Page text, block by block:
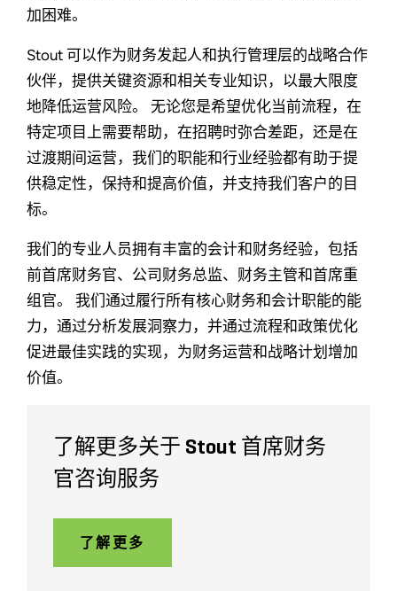
加困难。
Stout 可以作为财务发起人和执行管理层的战略合作
伙伴，提供关键资源和相关专业知识，以最大限度
地降低运营风险。 无论您是希望优化当前流程，在
特定项目上需要帮助，在招聘时弥合差距，还是在
过渡期间运营，我们的职能和行业经验都有助于提
供稳定性，保持和提高价值，并支持我们客户的目
标。
我们的专业人员拥有丰富的会计和财务经验，包括
前首席财务官、公司财务总监、财务主管和首席重
组官。 我们通过履行所有核心财务和会计职能的能
力，通过分析发展洞察力，并通过流程和政策优化
促进最佳实践的实现，为财务运营和战略计划增加
价值。
了解更多关于 Stout 首席财务
官咨询服务
了解更多